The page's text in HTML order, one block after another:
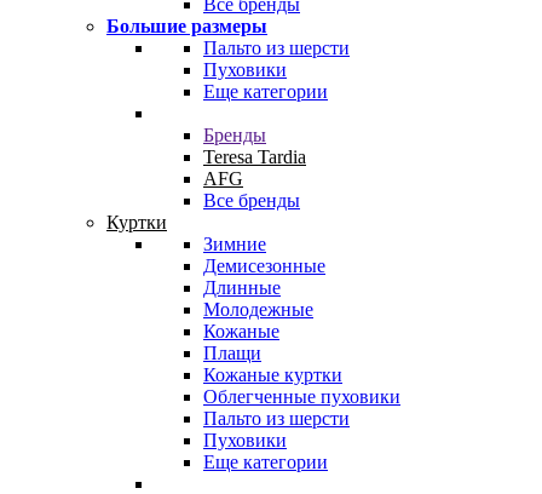
Все бренды
Большие размеры
Пальто из шерсти
Пуховики
Еще категории
Бренды
Teresa Tardia
AFG
Все бренды
Куртки
Зимние
Демисезонные
Длинные
Молодежные
Кожаные
Плащи
Кожаные куртки
Облегченные пуховики
Пальто из шерсти
Пуховики
Еще категории